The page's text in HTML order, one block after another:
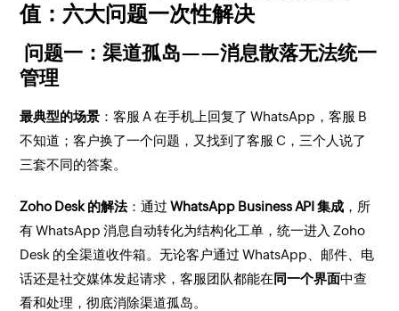
值：六大问题一次性解决
问题一：渠道孤岛——消息散落无法统一
管理
最典型的场景 ：客服 A 在手机上回复了 WhatsApp，客服 B
不知道；客户换了一个问题，又找到了客服 C，三个人说了
三套不同的答案。
Zoho Desk 的解法：通过WhatsApp Business API 集成 ，所
有 WhatsApp 消息自动转化为结构化工单，统一进入 Zoho
Desk 的全渠道收件箱。无论客户通过 WhatsApp、邮件、电
话还是社交媒体发起请求，客服团队都能在 同一个界面中查
看和处理，彻底消除渠道孤岛。